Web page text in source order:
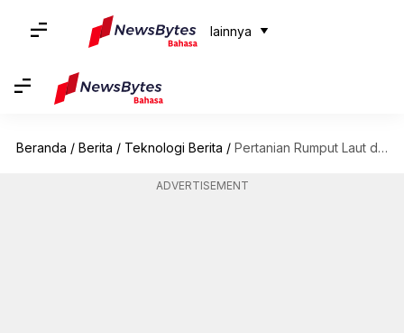
lainnya
Beranda / Berita / Teknologi Berita / Pertanian Rumput Laut dan Perubahan Iklim
ADVERTISEMENT